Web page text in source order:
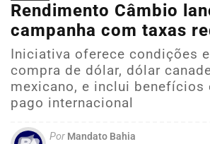
Rendimento Câmbio
campanha com taxas
Iniciativa oferece condições
compra de dólar, dólar
mexicano, e inclui benefícios
pago internacional
Por Mandato Bahia